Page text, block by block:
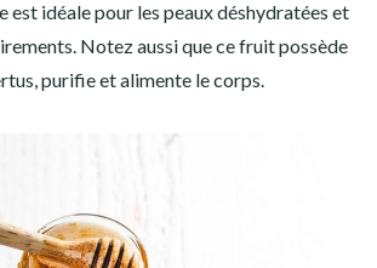
est idéale pour les peaux déshydratées et
Notez aussi que ce fruit possède
purifie et alimente le corps.